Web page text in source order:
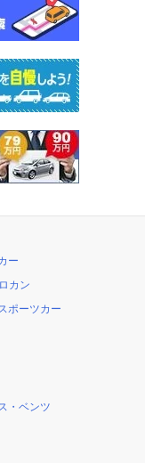
ー
カン
ポーツカー
・ベンツ